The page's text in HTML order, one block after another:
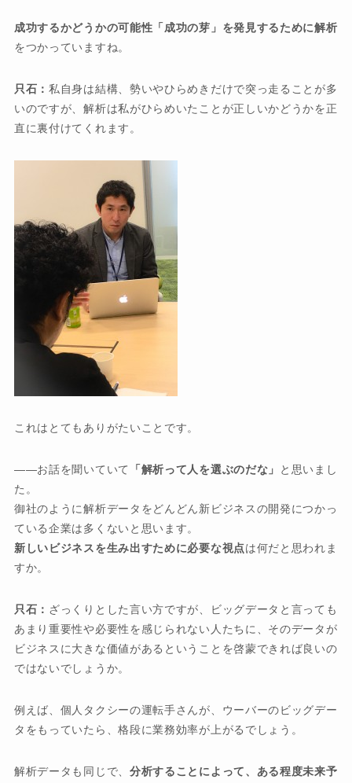
成功するかどうかの可能性「成功の芽」を発見するために解析
をつかっていますね。
只石：私自身は結構、勢いやひらめきだけで突っ走ることが多
いのですが、解析は私がひらめいたことが正しいかどうかを正
直に裏付けてくれます。
これはとてもありがたいことです。
お話を聞いていて 「解析って人を選ぶのだな」
と思いまし
た。
御社のように解析データをどんどん新ビジネスの開発につかっ
ている企業は多くないと思います。
新しいビジネスを生み出すために必要な視点は何だと思われま
すか。
只石： ざっくりとした言い方ですが、ビッグデータと言っても
あまり重要性や必要性を感じられない人たちに、そのデータが
ビジネスに大きな価値があるということを啓蒙できれば良いの
ではないでしょうか。
例えば、個人タクシーの運転手さんが、ウーバーのビッグデー
タをもっていたら、格段に業務効率が上がるでしょう。
解析データも同じで、 分析することによって、ある程度未来予